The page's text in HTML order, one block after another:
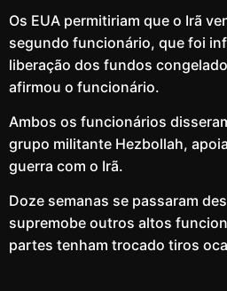
Os EUA permitiriam que o Irã
segundo funcionário, que foi
liberação dos fundos
afirmou o funcionário.
Ambos os funcionários
grupo militante Hezbollah,
guerra com o Irã.
Doze semanas se passaram
supremobe outros altos
partes tenham trocado tiros